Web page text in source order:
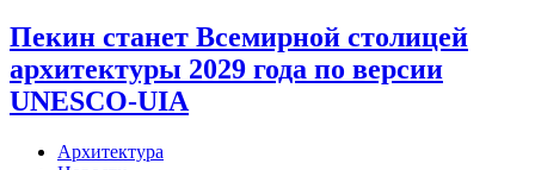
Пекин станет Всемирной столицей
архитектуры 2029 года по версии
UNESCO-UIA
Архитектура